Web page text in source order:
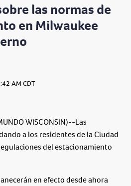
las normas de
en Milwaukee
AM CDT
WISCONSIN)--Las
a los residentes de la Ciudad
del estacionamiento
en efecto desde ahora